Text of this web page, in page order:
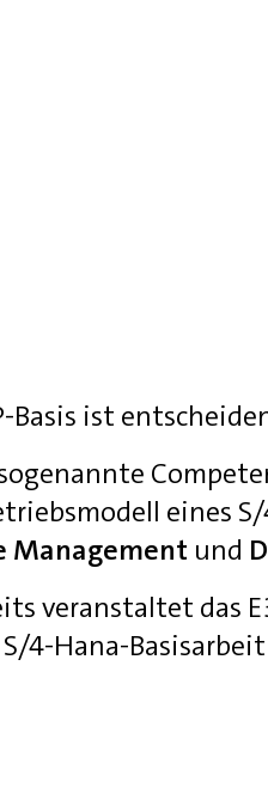
Basis ist
eines
Management und
veranstaltet das
4-Hana-